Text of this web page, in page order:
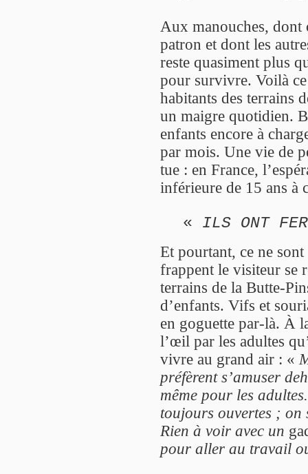
Aux manouches,
patron et dont les
reste quasiment plus
pour survivre. Voilà
habitants des terrains
un maigre quotidien.
enfants encore à
par mois. Une vie de
tue : en France,
inférieure de 15 ans à
« ILS ONT
Et pourtant, ce ne
frappent le visiteur se
terrains de la Butte-
d’enfants. Vifs et
en goguette par-là. À
l’œil par les adultes
vivre au grand air : «
préfèrent s’amuser
même pour les
toujours ouvertes ;
Rien à voir avec un
pour aller au travail